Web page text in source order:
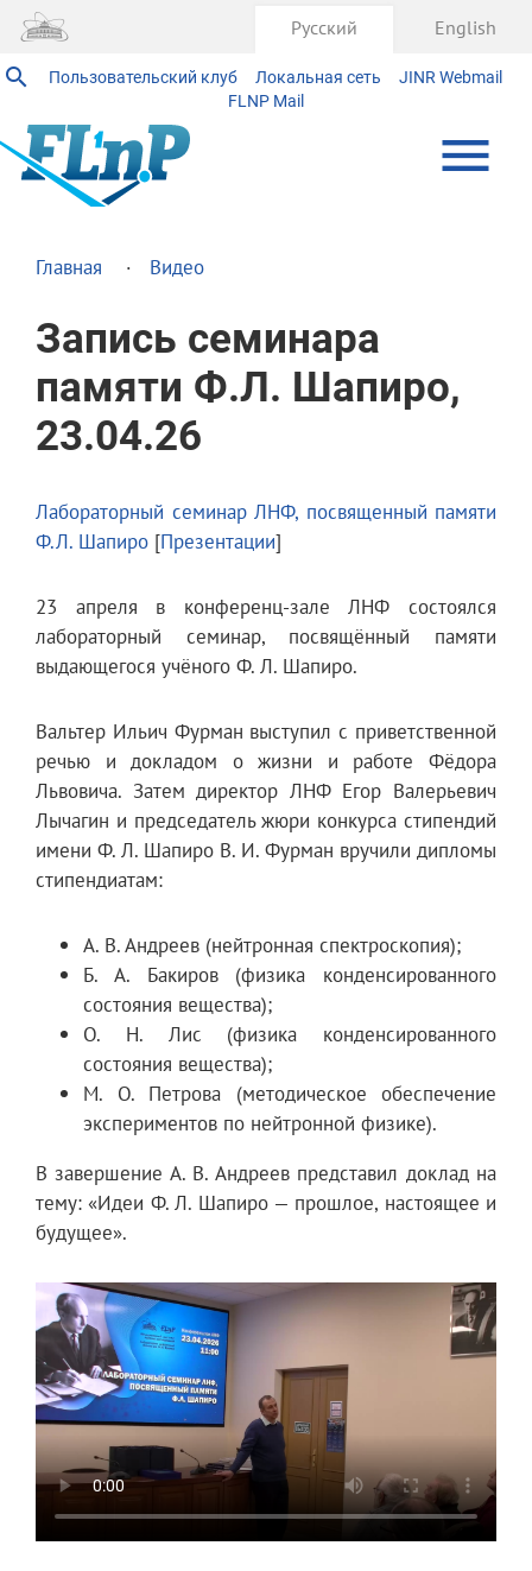
Пользовательский клуб Локальная сеть
JINR Webmail
FLNP Mail
Русский English
Главная Видео
Запись семинара
памяти Ф.Л. Шапиро,
23.04.26
Лабораторный семинар ЛНФ, посвященный памяти
Ф.Л. Шапиро [Презентации]
23 апреля в конференц-зале ЛНФ состоялся
лабораторный семинар, посвящённый памяти
выдающегося учёного Ф. Л. Шапиро.
Вальтер Ильич Фурман выступил с приветственной
речью и докладом о жизни и работе Фёдора
Львовича. Затем директор ЛНФ Егор Валерьевич
Лычагин и председатель жюри конкурса стипендий
имени Ф. Л. Шапиро В. И. Фурман вручили дипломы
стипендиатам:
А. В. Андреев (нейтронная спектроскопия);
Б. А. Бакиров (физика конденсированного
состояния вещества);
О. Н. Лис (физика конденсированного
состояния вещества);
М. О. Петрова (методическое обеспечение
экспериментов по нейтронной физике).
В завершение А. В. Андреев представил доклад на
тему: «Идеи Ф. Л. Шапиро — прошлое, настоящее и
будущее».